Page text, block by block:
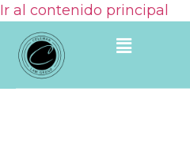
Ir al contenido principal